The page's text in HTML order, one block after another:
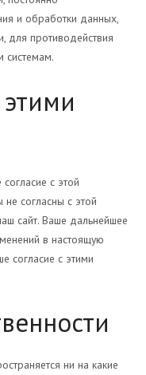
и обработки данных,
для противодействия
системам.
с этой
не согласны с этой
сайт. Ваше дальнейшее
в настоящую
согласие с этими
ни на какие